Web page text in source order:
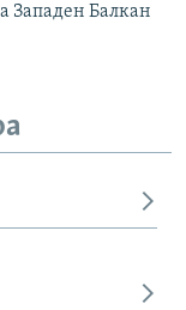
Западен Балкан